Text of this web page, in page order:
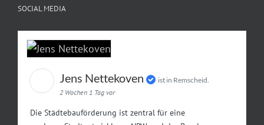
SOCIAL MEDIA
Jens Nettekoven
ist in Remscheid.
2 Wochen 1 Tag vor
Die Städtebauförderung ist zentral für eine